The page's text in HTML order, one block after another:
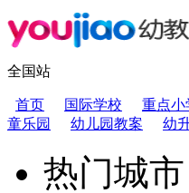
全国站
首页 国际学校 重点小
童乐园
幼儿园教案 幼
热门城市